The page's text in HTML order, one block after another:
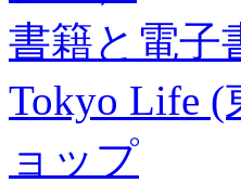
書籍と電子
Tokyo Life
ョップ